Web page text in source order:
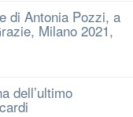
di Antonia Pozzi, a
Milano 2021,
dell’ultimo